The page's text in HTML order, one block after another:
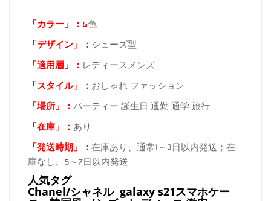
「カラー」：5色
「デザイン」
： シューズ型
「適用層」： レディースメンズ
「スタイル」： おしゃれ ファッション
「場所 」： パーティー 誕生日 通勤 通学 旅行
「在庫 」： あり
「発送時期 」： 在庫あり、通常1～3日以内発送；在
庫なし、5～7日以内発送
人気タグ
Chanel/シャネル galaxy s21スマホケー